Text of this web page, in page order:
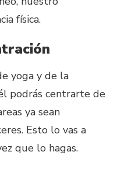
física.
yoga y de la
podrás centrarte de
ya sean
Esto lo vas a
que lo hagas.